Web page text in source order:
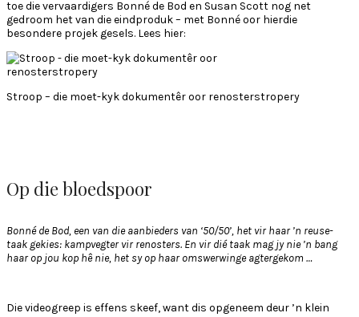
toe die vervaardigers Bonné de Bod en Susan Scott nog net
gedroom het van die eindproduk – met Bonné oor hierdie
besondere projek gesels. Lees hier:
Stroop – die moet-kyk dokumentêr oor renosterstropery
Op die bloedspoor
Bonné de Bod, een van die aanbieders van ‘50/50’, het vir haar ’n reuse-
taak gekies: kampvegter vir renosters. En vir dié taak mag jy nie ’n bang
haar op jou kop hê nie, het sy op haar omswerwinge agtergekom …
Die videogreep is effens skeef, want dis opgeneem deur ’n klein